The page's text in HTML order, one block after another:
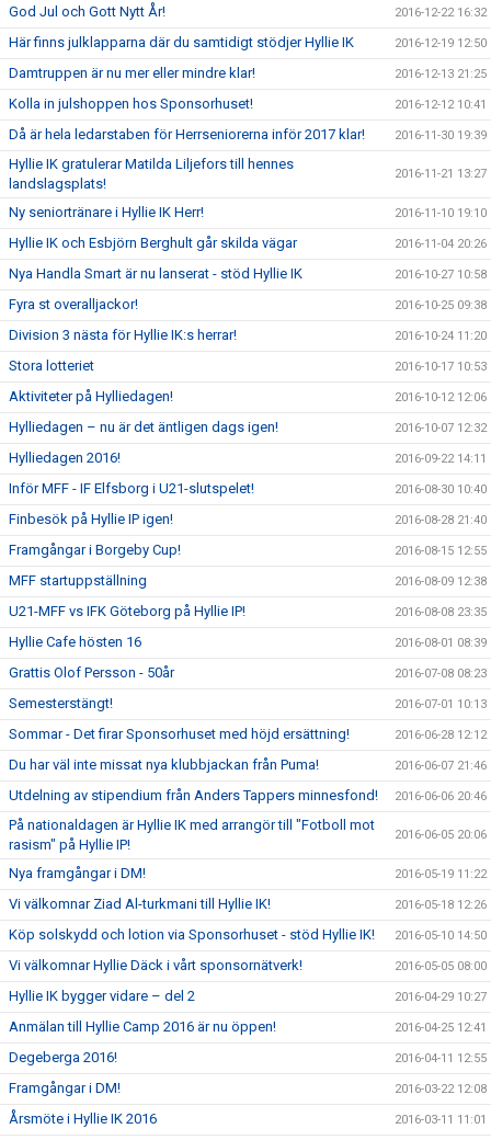
God Jul och Gott Nytt År! 2016-12-22 16:32
Här finns julklapparna där du samtidigt stödjer Hyllie IK 2016-12-19 12:50
Damtruppen är nu mer eller mindre klar! 2016-12-13 21:25
Kolla in julshoppen hos Sponsorhuset! 2016-12-12 10:41
Då är hela ledarstaben för Herrseniorerna inför 2017 klar! 2016-11-30 19:39
Hyllie IK gratulerar Matilda Liljefors till hennes
landslagsplats!
2016-11-21 13:27
Ny seniortränare i Hyllie IK Herr! 2016-11-10 19:10
Hyllie IK och Esbjörn Berghult går skilda vägar 2016-11-04 20:26
Nya Handla Smart är nu lanserat - stöd Hyllie IK 2016-10-27 10:58
Fyra st overalljackor! 2016-10-25 09:38
Division 3 nästa för Hyllie IK:s herrar! 2016-10-24 11:20
Stora lotteriet 2016-10-17 10:53
Aktiviteter på Hylliedagen! 2016-10-12 12:06
Hylliedagen – nu är det äntligen dags igen! 2016-10-07 12:32
Hylliedagen 2016! 2016-09-22 14:11
Inför MFF - IF Elfsborg i U21-slutspelet! 2016-08-30 10:40
Finbesök på Hyllie IP igen! 2016-08-28 21:40
Framgångar i Borgeby Cup! 2016-08-15 12:55
MFF startuppställning 2016-08-09 12:38
U21-MFF vs IFK Göteborg på Hyllie IP! 2016-08-08 23:35
Hyllie Cafe hösten 16 2016-08-01 08:39
Grattis Olof Persson - 50år 2016-07-08 08:23
Semesterstängt! 2016-07-01 10:13
Sommar - Det firar Sponsorhuset med höjd ersättning! 2016-06-28 12:12
Du har väl inte missat nya klubbjackan från Puma! 2016-06-07 21:46
Utdelning av stipendium från Anders Tappers minnesfond! 2016-06-06 20:46
På nationaldagen är Hyllie IK med arrangör till "Fotboll mot
rasism" på Hyllie IP!
2016-06-05 20:06
Nya framgångar i DM! 2016-05-19 11:22
Vi välkomnar Ziad Al-turkmani till Hyllie IK! 2016-05-18 12:26
Köp solskydd och lotion via Sponsorhuset - stöd Hyllie IK! 2016-05-10 14:50
Vi välkomnar Hyllie Däck i vårt sponsornätverk! 2016-05-05 08:00
Hyllie IK bygger vidare – del 2 2016-04-29 10:27
Anmälan till Hyllie Camp 2016 är nu öppen! 2016-04-25 12:41
Degeberga 2016! 2016-04-11 12:55
Framgångar i DM! 2016-03-22 12:08
Årsmöte i Hyllie IK 2016 2016-03-11 11:01